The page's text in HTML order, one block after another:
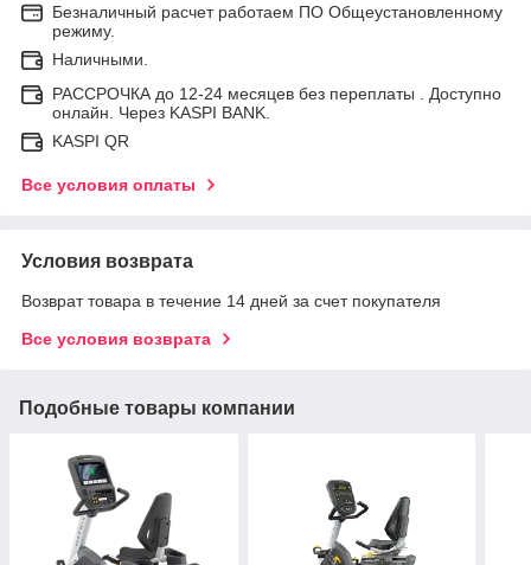
Безналичный расчет работаем ПО Общеустановленному
режиму.
Наличными.
РАССРОЧКА до 12-24 месяцев без переплаты . Доступно
онлайн. Через KASPI BANK.
KASPI QR
Все условия оплаты
Условия возврата
Возврат товара в течение 14 дней за счет покупателя
Все условия возврата
Подобные товары компании